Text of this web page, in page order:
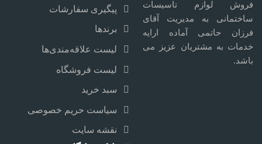
فروش لوازم تاسیسات
ساختمانی به مدیریت آقای
فرزان حاتمی آماده ارایه
خدمات به مشتریان عزیز می
باشد.
پیگیری سفارشات
برندها
لیست علاقه‌مندی‌ها
لیست فروشگاه
سبد خرید
سیاست حریم خصوصی
نقشه سایت